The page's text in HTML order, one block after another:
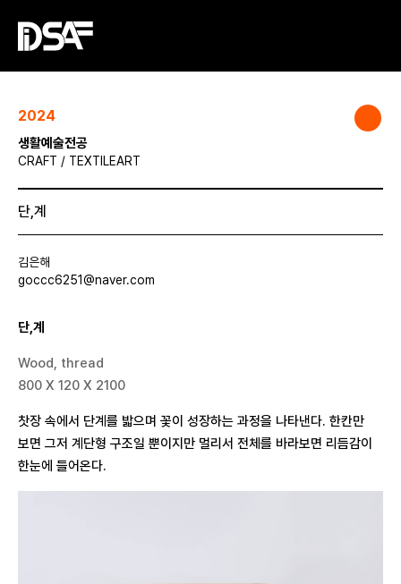
2024
생활예술전공
CRAFT / TEXTILEART
단,계
김은해
goccc6251@naver.com
단,계
Wood, thread
800 X 120 X 2100
찻장 속에서 단계를 밟으며 꽃이 성장하는 과정을 나타낸다. 한칸만
보면 그저 계단형 구조일 뿐이지만 멀리서 전체를 바라보면 리듬감이
한눈에 들어온다.